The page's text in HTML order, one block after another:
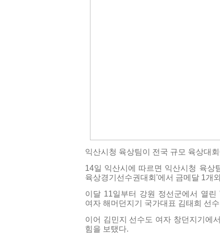
익산시청 육상팀이 전국 규모 육상대
14일 익산시에 따르면 익산시청 육상
육상경기선수권대회'에서 금메달 1개
이달 11일부터 강원 정선군에서 열
여자 해머던지기 국가대표 김태희 선
이어 김민지 선수도 여자 창던지기에
힘을 보탰다.